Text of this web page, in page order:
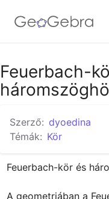
Google Classroom
Feuerbach-
Szerző: dyoedina
Témák: Kör
Feuerbach-kör és
A geometriában a